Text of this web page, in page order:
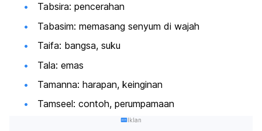
Tabsira: pencerahan
Tabasim: memasang senyum di wajah
Taifa: bangsa, suku
Tala: emas
Tamanna: harapan, keinginan
Tamseel: contoh, perumpamaan
Iklan